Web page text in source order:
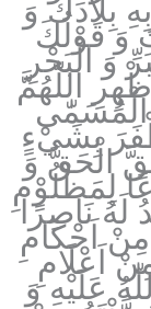
بِلَادَكَ وَ
وَ قَوْلُكَ
وَ الْبَحْرِ
اللّٰهُمَّ
الْمُسَمّٰى
بِشَيْ‏ءٍ
الْحَقَّ وَ
لِمَظْلُوْمِ
لَهُ نَاصِرًا
اَحْكَامِ
اَعْلَامِ
عَلَيْهِ وَ